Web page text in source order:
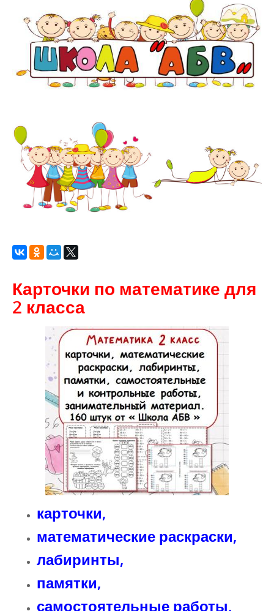
Карточки по математике для
2 класса
карточки,
математические раскраски,
лабиринты,
памятки,
самостоятельные работы,